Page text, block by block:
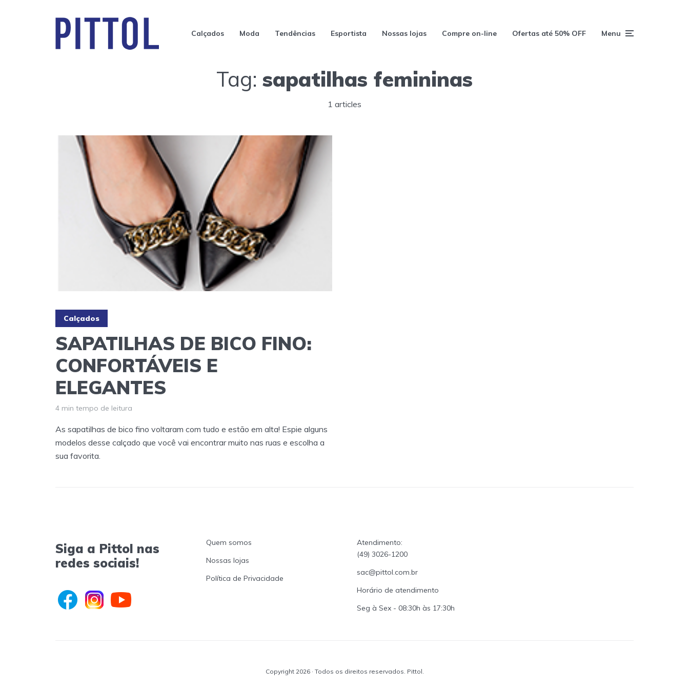
Calçados Moda Tendências Esportista Nossas lojas Compre on-line Ofertas até 50% OFF Menu
Tag: sapatilhas femininas
1 articles
Calçados
SAPATILHAS DE BICO FINO:
CONFORTÁVEIS E
ELEGANTES
4 min tempo de leitura
As sapatilhas de bico fino voltaram com tudo e estão em alta! Espie alguns
modelos desse calçado que você vai encontrar muito nas ruas e escolha a
sua favorita.
Siga a Pittol nas
redes sociais!
Quem somos
Nossas lojas
Política de Privacidade
Atendimento:
(49) 3026-1200
sac@pittol.com.br
Horário de atendimento
Seg à Sex - 08:30h às 17:30h
Copyright 2026 · Todos os direitos reservados. Pittol.